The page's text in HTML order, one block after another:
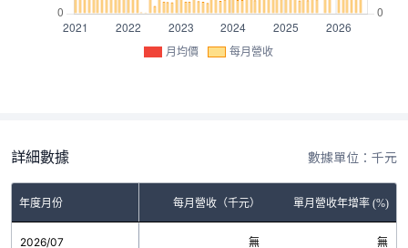
月均價 每月營收
詳細數據 數據單位：千元
年度月份 每月營收（千元） 單月營收年增率 (%)
2026/07 無 無